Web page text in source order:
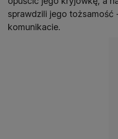
sprawdzili jego tożsamość
komunikacie.